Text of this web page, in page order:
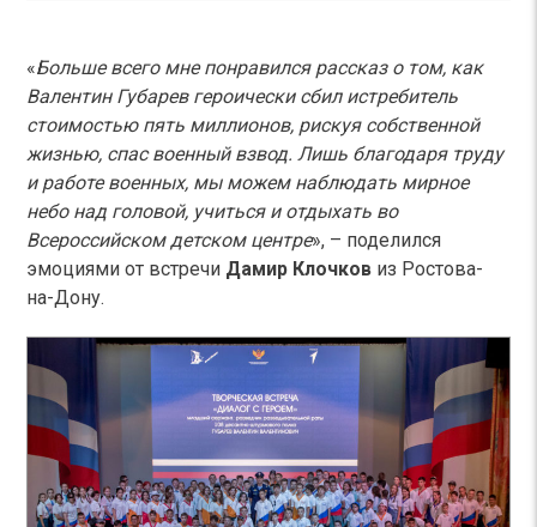
«Больше всего мне понравился рассказ о том, как
Валентин Губарев героически сбил истребитель
стоимостью пять миллионов, рискуя собственной
жизнью, спас военный взвод. Лишь благодаря труду
и работе военных, мы можем наблюдать мирное
небо над головой, учиться и отдыхать во
Всероссийском детском центре», – поделился
эмоциями от встречи Дамир Клочков из Ростова-
на-Дону.